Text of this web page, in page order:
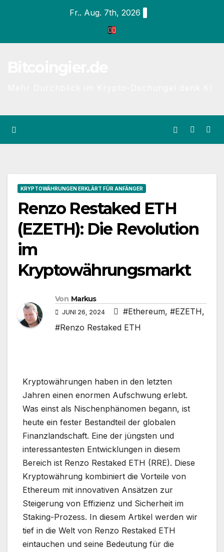
Fr.. Aug. 7th, 2026
KRYPTOWÄHRUNGEN ERKLÄRT FÜR ANFÄNGER
Renzo Restaked ETH
(EZETH): Die Revolution
im
Kryptowährungsmarkt
Von Markus
JUNI 26, 2024 #Ethereum, #EZETH,
#Renzo Restaked ETH
Kryptowährungen haben in den letzten
Jahren einen enormen Aufschwung erlebt.
Was einst als Nischenphänomen begann, ist
heute ein fester Bestandteil der globalen
Finanzlandschaft. Eine der jüngsten und
interessantesten Entwicklungen in diesem
Bereich ist Renzo Restaked ETH (RRE). Diese
Kryptowährung kombiniert die Vorteile von
Ethereum mit innovativen Ansätzen zur
Steigerung von Effizienz und Sicherheit im
Staking-Prozess. In diesem Artikel werden wir
tief in die Welt von Renzo Restaked ETH
eintauchen und seine Bedeutung für die